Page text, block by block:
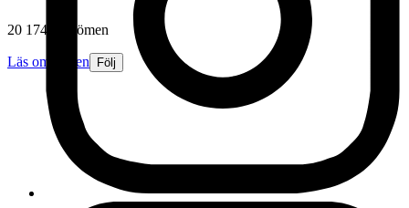
20 174 omdömen
Läs omdömen Följ